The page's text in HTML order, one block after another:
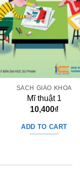
SÁCH GIÁO KHOA
Mĩ thuật 1
10,400₫
ADD TO CART